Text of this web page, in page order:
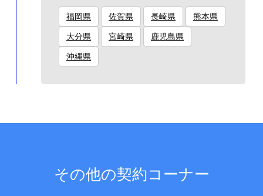
福岡県 佐賀県 長崎県 熊本県
大分県 宮崎県 鹿児島県
沖縄県
その他の契約コーナー